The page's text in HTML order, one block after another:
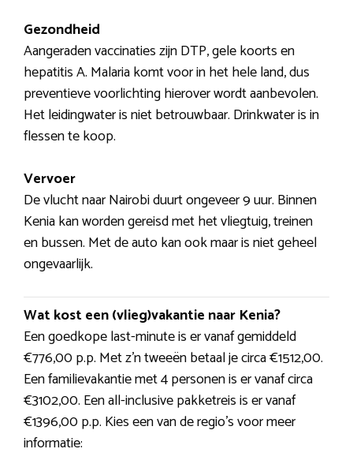
Gezondheid
Aangeraden vaccinaties zijn DTP, gele koorts en
hepatitis A. Malaria komt voor in het hele land, dus
preventieve voorlichting hierover wordt aanbevolen.
Het leidingwater is niet betrouwbaar. Drinkwater is in
flessen te koop.
Vervoer
De vlucht naar Nairobi duurt ongeveer 9 uur. Binnen
Kenia kan worden gereisd met het vliegtuig, treinen
en bussen. Met de auto kan ook maar is niet geheel
ongevaarlijk.
Wat kost een (vlieg)vakantie naar Kenia?
Een goedkope last-minute is er vanaf gemiddeld
€776,00 p.p. Met z’n tweeën betaal je circa €1512,00.
Een familievakantie met 4 personen is er vanaf circa
€3102,00. Een all-inclusive pakketreis is er vanaf
€1396,00 p.p. Kies een van de regio’s voor meer
informatie: